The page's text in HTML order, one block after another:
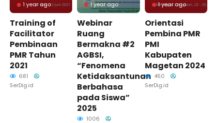
1 year ago
Training of
Facilitator
Pembinaan
PMR Tahun
2021
681
SerDig.id
1 year ago
Webinar
Ruang
Bermakna #2
AGBSI,
“Fenomena
Ketidaksantunan
Berbahasa
pada Siswa”
2025
1006
1 year ago
Orientasi
Pembina PMR
PMI
Kabupaten
Magetan 2024
450
SerDig.id